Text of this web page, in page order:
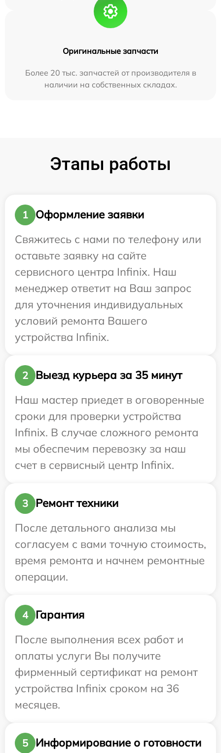
Оригинальные запчасти
Более 20 тыс. запчастей от производителя в
наличии на собственных складах.
Этапы работы
1
Оформление заявки
Свяжитесь с нами по телефону или
оставьте заявку на сайте
сервисного центра Infinix. Наш
менеджер ответит на Ваш запрос
для уточнения индивидуальных
условий ремонта Вашего
устройства Infinix.
2
Выезд курьера за 35 минут
Наш мастер приедет в оговоренные
сроки для проверки устройства
Infinix. В случае сложного ремонта
мы обеспечим перевозку за наш
счет в сервисный центр Infinix.
3
Ремонт техники
После детального анализа мы
согласуем с вами точную стоимость,
время ремонта и начнем ремонтные
операции.
4
Гарантия
После выполнения всех работ и
оплаты услуги Вы получите
фирменный сертификат на ремонт
устройства Infinix сроком на 36
месяцев.
5 Информирование о готовности